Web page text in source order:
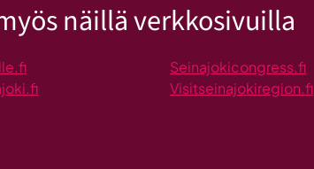
näillä verkkosivuilla
Seinajokicongress.fi
Visitseinajokiregion.fi